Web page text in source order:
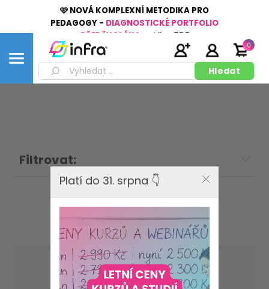
🩷 NOVÁ KOMPLEXNÍ METODIKA PRO
PEDAGOGY - DIAGNOSTICKÉ PORTFOLIO
PŘEDŠKOLÁKA
Více ZDE
0
Filtrovat:
Radim Ježek
Seřadit podle
Zobrazit
na stránku
Platí do 31. srpna 👇